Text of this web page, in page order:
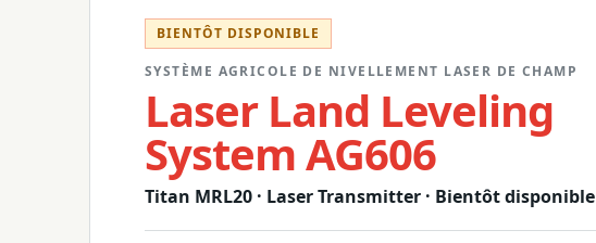
BIENTÔT DISPONIBLE
SYSTÈME AGRICOLE DE NIVELLEMENT LASER DE CHAMP
Laser Land Leveling
System AG606
Titan MRL20 · Laser Transmitter · Bientôt disponible